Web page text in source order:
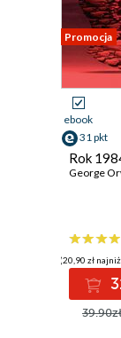
Promocja
ebook
31 pkt
Rok
George
(20,90 zł
39.90zł